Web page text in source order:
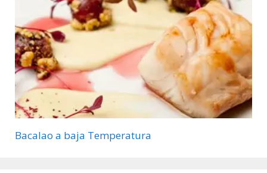
Bacalao a baja Temperatura